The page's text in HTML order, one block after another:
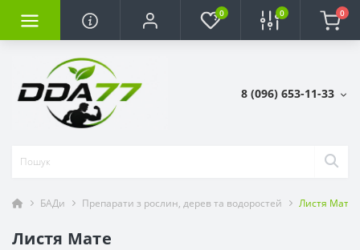
0 0 0
8 (096) 653-11-33
БАДи Препарати з рослин, дерев та водоростей Листя Мате
Листя Мате